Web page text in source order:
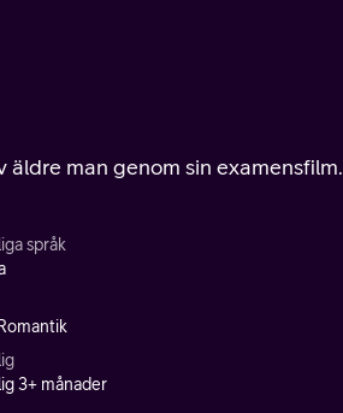
man genom sin examensfilm.
språk
3+ månader